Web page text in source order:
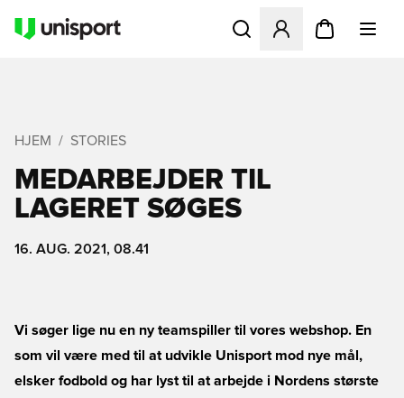
Åbner en Modal til at
HJEM STORIES
MEDARBEJDER TIL
LAGERET SØGES
16. AUG. 2021, 08.41
Vi søger lige nu en ny teamspiller til vores webshop. En
som vil være med til at udvikle Unisport mod nye mål,
elsker fodbold og har lyst til at arbejde i Nordens største